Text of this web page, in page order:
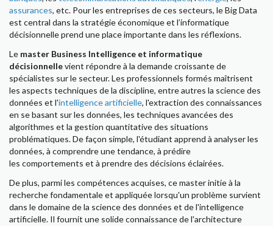
assurances, etc. Pour les entreprises de ces secteurs, le Big Data
est central dans la stratégie économique et l’informatique
décisionnelle prend une place importante dans les réflexions.
Le master Business Intelligence et informatique
décisionnellevient répondre à la demande croissante de
spécialistes sur le secteur. Les professionnels formés maîtrisent
les aspects techniques de la discipline, entre autres la science des
données et l'intelligence artificielle, l'extraction des connaissances
en se basant sur les données, les techniques avancées des
algorithmes et la gestion quantitative des situations
problématiques. De façon simple, l'étudiant apprend à analyser les
données, à comprendre une tendance, à prédire
les comportements et à prendre des décisions éclairées.
De plus, parmi les compétences acquises, ce master initie à la
recherche fondamentale et appliquée lorsqu'un problème survient
dans le domaine de la science des données et de l'intelligence
artificielle. Il fournit une solide connaissance de l'architecture